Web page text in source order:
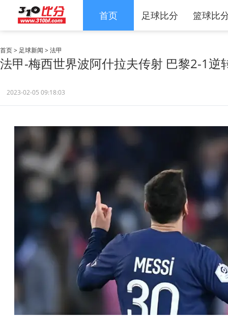
首页 足球比分 篮球比
首页> 足球新闻 >法甲
法甲-梅西世界波阿什拉夫传射 巴黎2-1逆
2023-02-05 09:18:03